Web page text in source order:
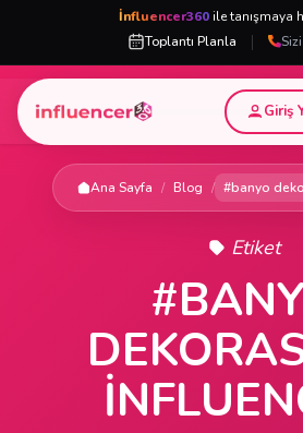
İnfluencer360 ile tanışmaya
Toplantı Planla
|
Giriş
Ana Sayfa / Blog / #banyo
Etiket